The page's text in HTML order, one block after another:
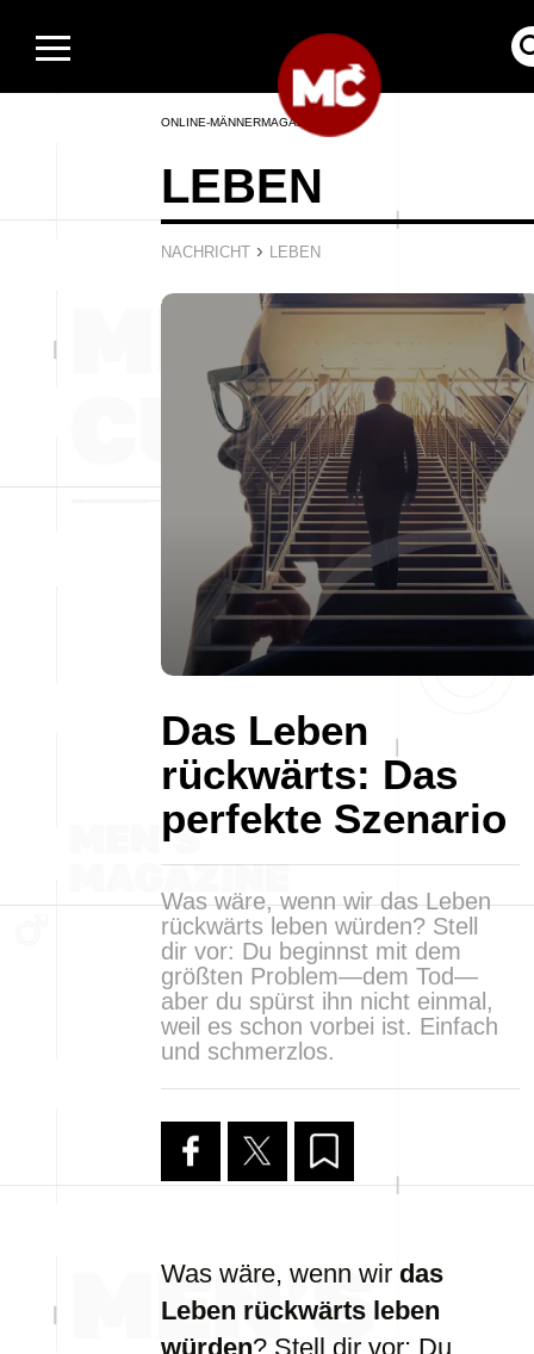
ONLINE-MÄNNERMAGAZIN
LEBEN
NACHRICHT › LEBEN
Das Leben
rückwärts: Das
perfekte Szenario
Was wäre, wenn wir das Leben
rückwärts leben würden? Stell
dir vor: Du beginnst mit dem
größten Problem—dem Tod—
aber du spürst ihn nicht einmal,
weil es schon vorbei ist. Einfach
und schmerzlos.
Was wäre, wenn wir das
Leben rückwärts leben
würden? Stell dir vor: Du